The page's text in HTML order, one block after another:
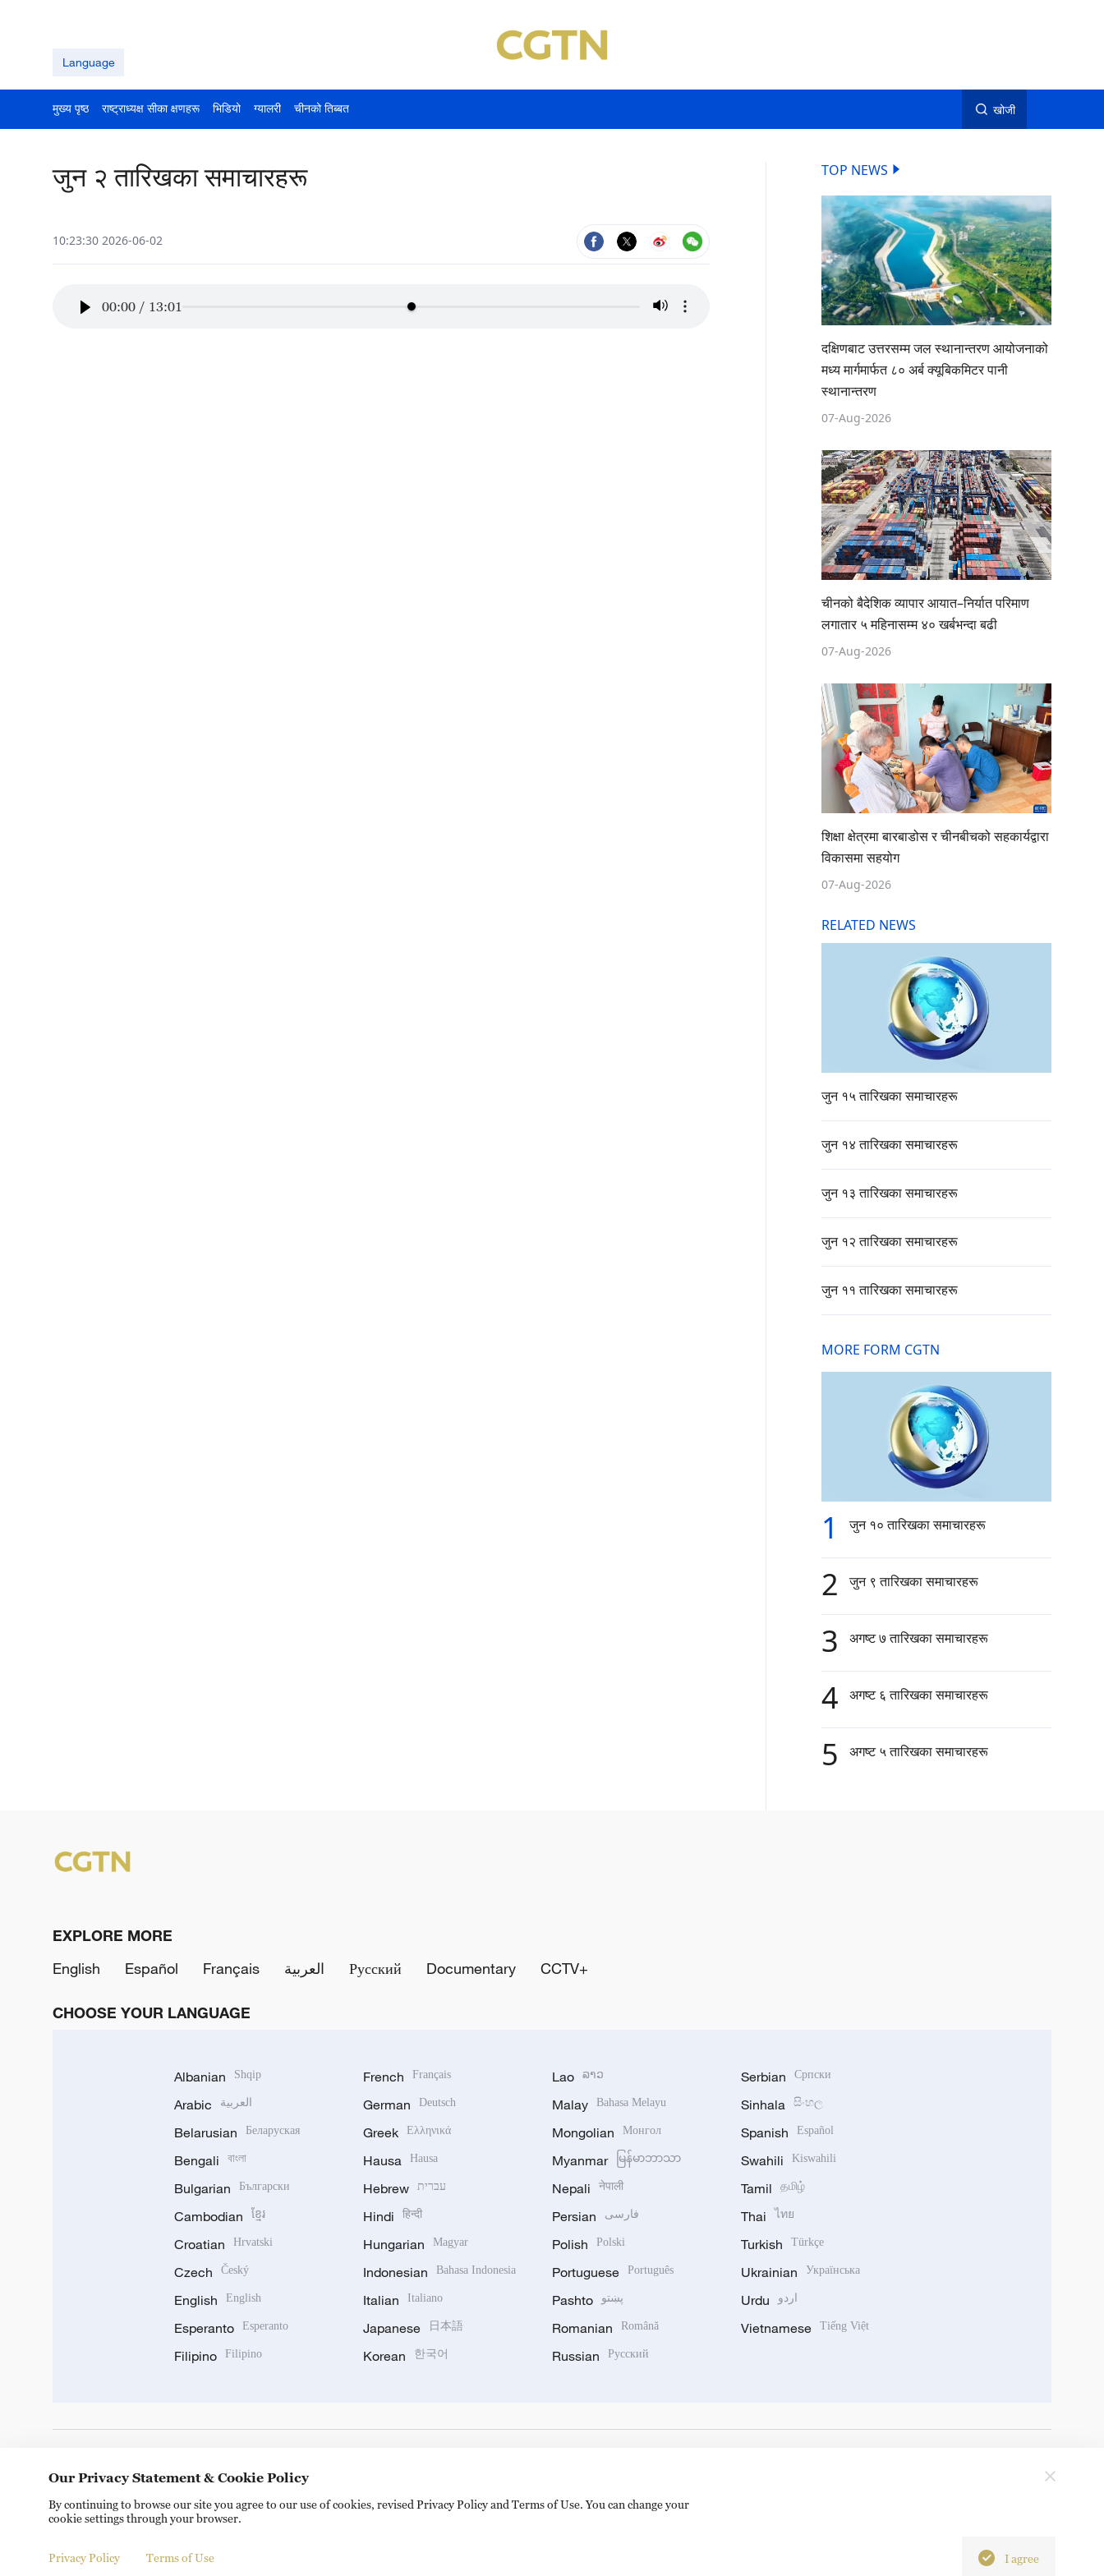
Language
मुख्य पृष्ठ राष्ट्राध्यक्ष सीका क्षणहरू भिडियो ग्यालरी चीनको तिब्बत खोजी
जुन २ तारिखका समाचारहरू
10:23:30 2026-06-02
00:00 / 13:01
TOP NEWS
दक्षिणबाट उत्तरसम्म जल स्थानान्तरण आयोजनाको
मध्य मार्गमार्फत ८० अर्ब क्यूबिकमिटर पानी
स्थानान्तरण
07-Aug-2026
चीनको बैदेशिक व्यापार आयात–निर्यात परिमाण
लगातार ५ महिनासम्म ४० खर्बभन्दा बढी
07-Aug-2026
शिक्षा क्षेत्रमा बारबाडोस र चीनबीचको सहकार्यद्वारा
विकासमा सहयोग
07-Aug-2026
RELATED NEWS
जुन १५ तारिखका समाचारहरू
जुन १४ तारिखका समाचारहरू
जुन १३ तारिखका समाचारहरू
जुन १२ तारिखका समाचारहरू
जुन ११ तारिखका समाचारहरू
MORE FORM CGTN
1 जुन १० तारिखका समाचारहरू
2 जुन ९ तारिखका समाचारहरू
3 अगष्ट ७ तारिखका समाचारहरू
4 अगष्ट ६ तारिखका समाचारहरू
5 अगष्ट ५ तारिखका समाचारहरू
EXPLORE MORE
English
Español Français العربية Русский Documentary CCTV+
CHOOSE YOUR LANGUAGE
Albanian Shqip
Arabic العربية
Belarusian Беларуская
Bengali বাংলা
Bulgarian Български
Cambodian ខ្មែរ
Croatian Hrvatski
Czech Český
English English
Esperanto Esperanto
Filipino Filipino
French Français
German Deutsch
Greek Ελληνικά
Hausa Hausa
Hebrew עברית
Hindi हिन्दी
Hungarian Magyar
Indonesian Bahasa Indonesia
Italian Italiano
Japanese 日本語
Korean 한국어
Lao ລາວ
Malay Bahasa Melayu
Mongolian Монгол
Myanmar မြန်မာဘာသာ
Nepali नेपाली
Persian فارسی
Polish Polski
Portuguese Português
Pashto پښتو
Romanian Română
Russian Русский
Serbian Српски
Sinhala සිංහල
Spanish Español
Swahili Kiswahili
Tamil தமிழ்
Thai ไทย
Turkish Türkçe
Ukrainian Українська
Urdu اردو
Vietnamese Tiếng Việt
Copyright © 2024 CGTN. 京ICP备20000184号
Our Privacy Statement & Cookie Policy
By continuing to browse our site you agree to our use of cookies, revised Privacy Policy and Terms of Use. You can change your
cookie settings through your browser.
Privacy Policy Terms of Use I agree